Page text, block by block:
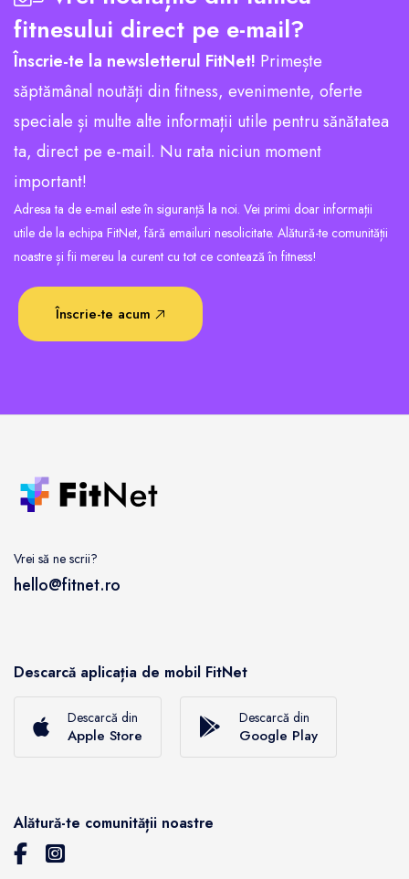
fitnesului direct pe e-mail?
Înscrie-te la newsletterul FitNet! Primește
săptămânal noutăți din fitness, evenimente, oferte
speciale și multe alte informații utile pentru sănătatea
ta, direct pe e-mail. Nu rata niciun moment
important!
Adresa ta de e-mail este în siguranță la noi. Vei primi doar informații
utile de la echipa FitNet, fără emailuri nesolicitate. Alătură-te comunității
noastre și fii mereu la curent cu tot ce contează în fitness!
Înscrie-te acum
Vrei să ne scrii?
hello@fitnet.ro
Descarcă aplicația de mobil FitNet
Descarcă din
Apple Store
Descarcă din
Google Play
Alătură-te comunității noastre